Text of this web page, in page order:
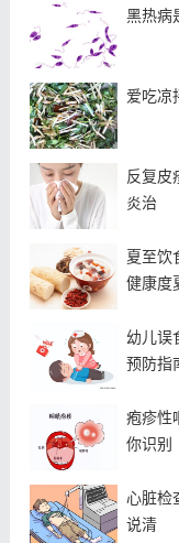
黑热病
爱吃凉
反复皮
炎治
夏至饮
健康度
幼儿误
预防指
疱疹性
你识别
心脏检
说清